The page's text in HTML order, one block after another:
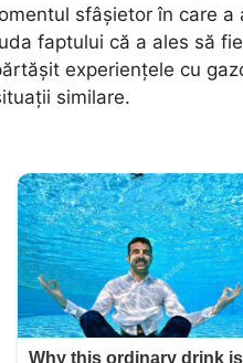
sfâșietor în care
faptului că a ales să
experiențele cu
similare.